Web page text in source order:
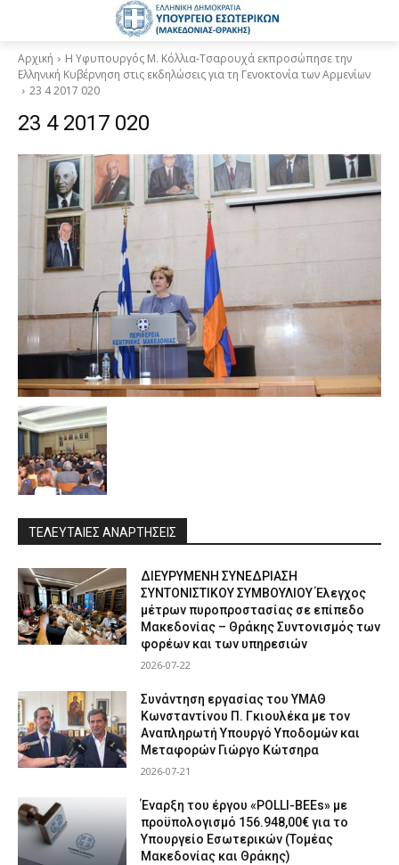
Αρχική
Η Υφυπουργός Μ. Κόλλια-Τσαρουχά εκπροσώπησε την
Ελληνική Κυβέρνηση στις εκδηλώσεις για τη Γενοκτονία των Αρμενίων
23 4 2017 020
23 4 2017 020
ΤΕΛΕΥΤΑΙΕΣ ΑΝΑΡΤΗΣΕΙΣ
ΔΙΕΥΡΥΜΕΝΗ ΣΥΝΕΔΡΙΑΣΗ
ΣΥΝΤΟΝΙΣΤΙΚΟΥ ΣΥΜΒΟΥΛΙΟΥ Έλεγχος
μέτρων πυροπροστασίας σε επίπεδο
Μακεδονίας – Θράκης Συντονισμός των
φορέων και των υπηρεσιών
2026-07-22
Συνάντηση εργασίας του ΥΜΑΘ
Κωνσταντίνου Π. Γκιουλέκα με τον
Αναπληρωτή Υπουργό Υποδομών και
Μεταφορών Γιώργο Κώτσηρα
2026-07-21
Έναρξη του έργου «POLLI-BEEs» με
προϋπολογισμό 156.948,00€ για το
Υπουργείο Εσωτερικών (Τομέας
Μακεδονίας και Θράκης)